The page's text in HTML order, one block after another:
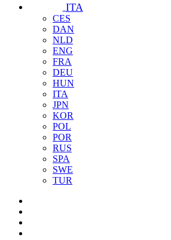
ITA
CES
DAN
NLD
ENG
FRA
DEU
HUN
ITA
JPN
KOR
POL
POR
RUS
SPA
SWE
TUR